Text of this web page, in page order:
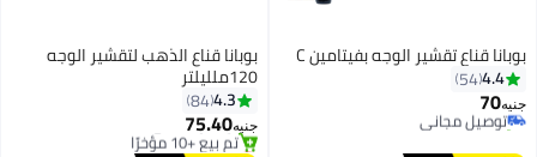
بوبانا قناع تقشير الوجه بفيتامين C
4.4
54
جنيه70
توصيل مجاني
تم بيع +10 مؤخرًا
توصيل مجاني
بوبانا قناع الذهب لتقشير الوجه
120ملليلتر
4.3
84
جنيه75.40
أقل سعر في 7 يوم